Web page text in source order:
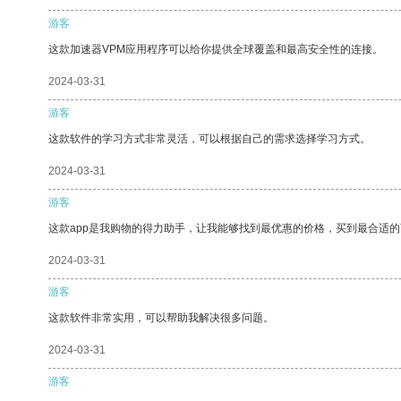
游客
这款加速器VPM应用程序可以给你提供全球覆盖和最高安全性的连接。
2024-03-31
游客
这款软件的学习方式非常灵活，可以根据自己的需求选择学习方式。
2024-03-31
游客
这款app是我购物的得力助手，让我能够找到最优惠的价格，买到最合适
2024-03-31
游客
这款软件非常实用，可以帮助我解决很多问题。
2024-03-31
游客